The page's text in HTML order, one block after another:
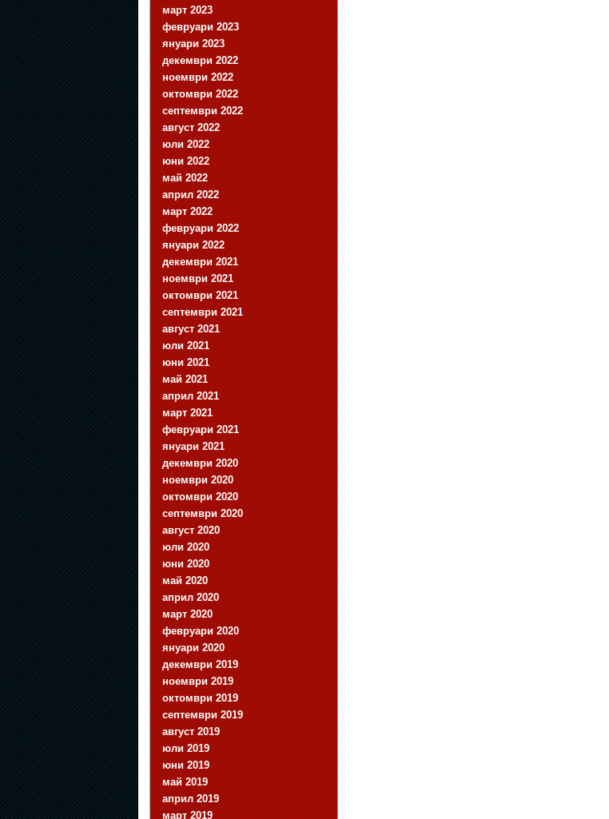
март 2023
февруари 2023
януари 2023
декември 2022
ноември 2022
октомври 2022
септември 2022
август 2022
юли 2022
юни 2022
май 2022
април 2022
март 2022
февруари 2022
януари 2022
декември 2021
ноември 2021
октомври 2021
септември 2021
август 2021
юли 2021
юни 2021
май 2021
април 2021
март 2021
февруари 2021
януари 2021
декември 2020
ноември 2020
октомври 2020
септември 2020
август 2020
юли 2020
юни 2020
май 2020
април 2020
март 2020
февруари 2020
януари 2020
декември 2019
ноември 2019
октомври 2019
септември 2019
август 2019
юли 2019
юни 2019
май 2019
април 2019
март 2019